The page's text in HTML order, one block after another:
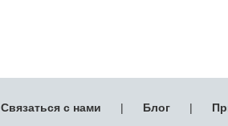
Связаться с нами | Блог |